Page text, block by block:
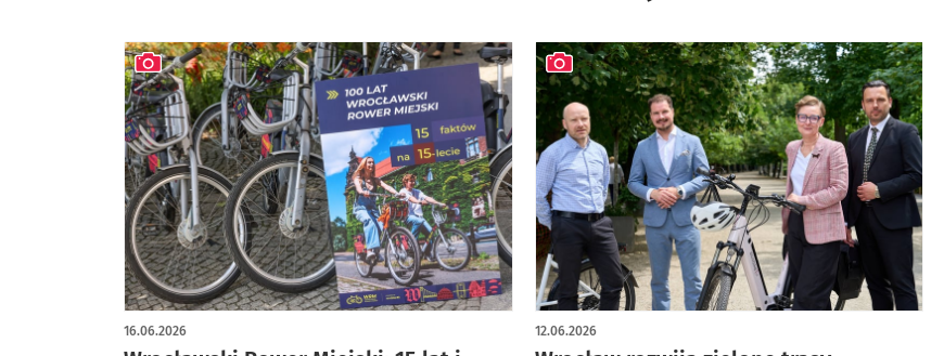
16.06.2026
artykuł z galerią zdjęć 12.06.2026
artykuł z galerią zdjęć